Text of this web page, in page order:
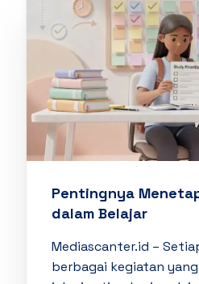
Pentingnya
dalam Belajar
Mediascanter.id –
berbagai kegiatan